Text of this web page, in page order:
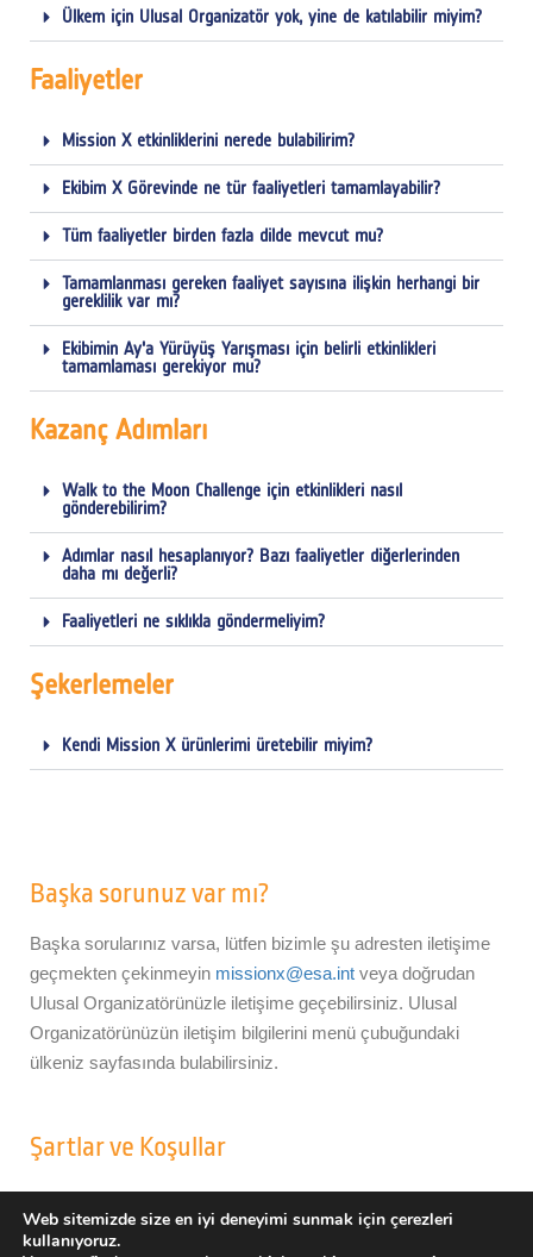
Ülkem için Ulusal Organizatör yok, yine de katılabilir miyim?
Faaliyetler
Mission X etkinliklerini nerede bulabilirim?
Ekibim X Görevinde ne tür faaliyetleri tamamlayabilir?
Tüm faaliyetler birden fazla dilde mevcut mu?
Tamamlanması gereken faaliyet sayısına ilişkin herhangi bir
gereklilik var mı?
Ekibimin Ay'a Yürüyüş Yarışması için belirli etkinlikleri
tamamlaması gerekiyor mu?
Kazanç Adımları
Walk to the Moon Challenge için etkinlikleri nasıl
gönderebilirim?
Adımlar nasıl hesaplanıyor? Bazı faaliyetler diğerlerinden
daha mı değerli?
Faaliyetleri ne sıklıkla göndermeliyim?
Şekerlemeler
Kendi Mission X ürünlerimi üretebilir miyim?
Başka sorunuz var mı?
Başka sorularınız varsa, lütfen bizimle şu adresten iletişime
geçmekten çekinmeyin missionx@esa.int veya doğrudan
Ulusal Organizatörünüzle iletişime geçebilirsiniz. Ulusal
Organizatörünüzün iletişim bilgilerini menü çubuğundaki
ülkeniz sayfasında bulabilirsiniz.
Şartlar ve Koşullar
Şartlar ve Koşullar
Web sitemizde size en iyi deneyimi sunmak için çerezleri
kullanıyoruz.